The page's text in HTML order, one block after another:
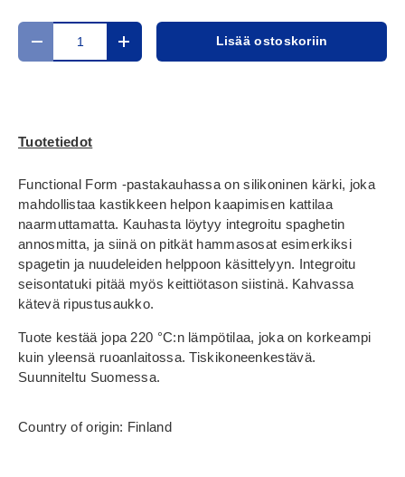
Määrä
Translation missing: fi.cart.items.decrease_quantity
Translation missing:Lisää ostoskoriin
Tuotetiedot
Functional Form -pastakauhassa on silikoninen kärki, joka
mahdollistaa kastikkeen helpon kaapimisen kattilaa
naarmuttamatta. Kauhasta löytyy integroitu spaghetin
annosmitta, ja siinä on pitkät hammasosat esimerkiksi
spagetin ja nuudeleiden helppoon käsittelyyn. Integroitu
seisontatuki pitää myös keittiötason siistinä. Kahvassa
kätevä ripustusaukko.
Tuote kestää jopa 220 °C:n lämpötilaa, joka on korkeampi
kuin yleensä ruoanlaitossa. Tiskikoneenkestävä.
Suunniteltu Suomessa.
Country of origin: Finland